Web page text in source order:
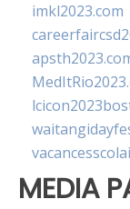
imkl2023.com
MEDIA